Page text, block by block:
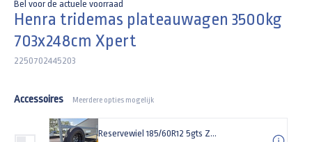
Bel voor de actuele voorraad
Henra tridemas plateauwagen 3500kg
703x248cm Xpert
2250702445203
Accessoires Meerdere opties mogelijk
Reservewiel 185/60R12 5gts Zwarte velg